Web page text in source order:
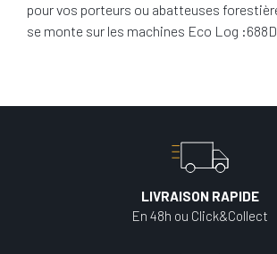
pour vos porteurs ou abatteuses
se monte sur les machines Eco Log :688D
LIVRAISON RAPIDE
En 48h ou Click&Collect